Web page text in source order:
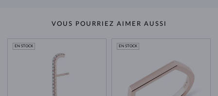
VOUS POURRIEZ AIMER AUSSI
EN STOCK EN STOCK